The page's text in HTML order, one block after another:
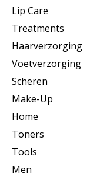
Lip Care
Treatments
Haarverzorging
Voetverzorging
Scheren
Make-Up
Home
Toners
Tools
Men